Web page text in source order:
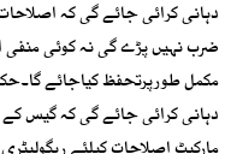
دہانی کرائی جائے گی کہ
ضرب نہیں پڑے گی نہ کوئی منفی
مکمل طورپرتحفظ کیاجائے
دہانی کرائی جائے گی کہ گیس